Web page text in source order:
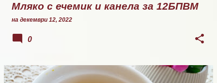
Мляко с ечемик и канела за 12БПВМ
на декември 12, 2022
0